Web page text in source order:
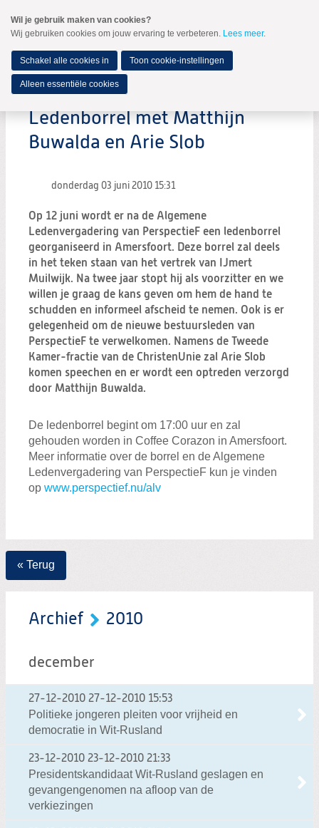
naar
Spring
de
inhoud
Spring
naar
hoofdmenu
MENU
Zoeken:
Zoeken
Ledenborrel met Matthijn
Buwalda en Arie Slob
donderdag 03 juni 2010 15:31
Op 12 juni wordt er na de Algemene
Ledenvergadering van PerspectieF een ledenborrel
georganiseerd in Amersfoort. Deze borrel zal deels
in het teken staan van het vertrek van IJmert
Muilwijk. Na twee jaar stopt hij als voorzitter en we
willen je graag de kans geven om hem de hand te
schudden en informeel afscheid te nemen. Ook is er
gelegenheid om de nieuwe bestuursleden van
PerspectieF te verwelkomen. Namens de Tweede
Kamer-fractie van de ChristenUnie zal Arie Slob
komen speechen en er wordt een optreden verzorgd
door Matthijn Buwalda.
De ledenborrel begint om 17:00 uur en zal
gehouden worden in Coffee Corazon in Amersfoort.
Meer informatie over de borrel en de Algemene
Ledenvergadering van PerspectieF kun je vinden
op www.perspectief.nu/alv
« Terug
Archief 2010
december
27-12-2010 27-12-2010 15:53
Politieke jongeren pleiten voor vrijheid en
democratie in Wit-Rusland
23-12-2010 23-12-2010 21:33
Presidentskandidaat Wit-Rusland geslagen en
gevangengenomen na afloop van de
verkiezingen
Wil je gebruik maken van cookies?
Wij gebruiken cookies om jouw ervaring te verbeteren. Lees meer.
Schakel alle cookies in Toon cookie-instellingen
Alleen essentiële cookies